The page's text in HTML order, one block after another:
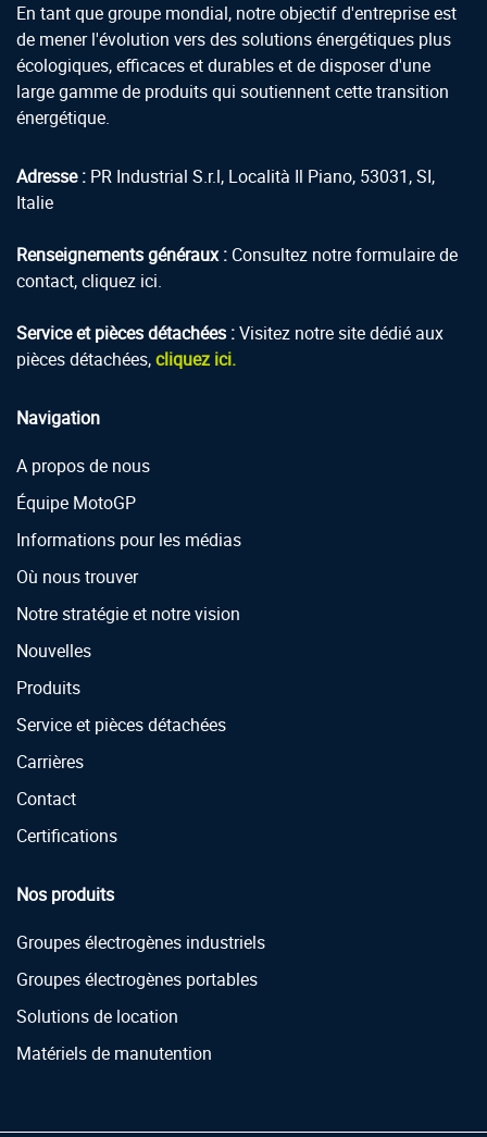
En tant que groupe mondial, notre objectif d'entreprise est
de mener l'évolution vers des solutions énergétiques plus
écologiques, efficaces et durables et de disposer d'une
large gamme de produits qui soutiennent cette transition
énergétique.
Adresse : PR Industrial S.r.l, Località Il Piano, 53031, SI,
Italie
Renseignements généraux : Consultez notre formulaire de
contact, cliquez ici.
Service et pièces détachées :Visitez notre site dédié aux
pièces détachées,cliquez ici.
Navigation
A propos de nous
Équipe MotoGP
Informations pour les médias
Où nous trouver
Notre stratégie et notre vision
Nouvelles
Produits
Service et pièces détachées
Carrières
Contact
Certifications
Nos produits
Groupes électrogènes industriels
Groupes électrogènes portables
Solutions de location
Matériels de manutention